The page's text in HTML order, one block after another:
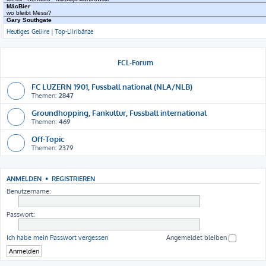
Heutiges Geliire | Top-Liiribänze
FCL-Forum
FC LUZERN 1901, Fussball national (NLA/NLB)
Themen: 2847
Groundhopping, Fankultur, Fussball international
Themen: 469
Off-Topic
Themen: 2379
ANMELDEN • REGISTRIEREN
Benutzername:
Passwort:
Ich habe mein Passwort vergessen Angemeldet bleiben